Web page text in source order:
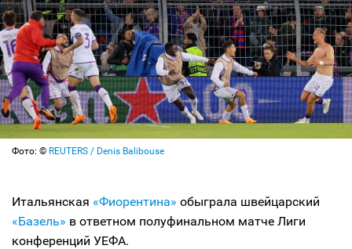
Фото: © REUTERS / Denis Balibouse
Итальянская «Фиорентина» обыграла швейцарский
«Базель» в ответном полуфинальном матче Лиги
конференций УЕФА.